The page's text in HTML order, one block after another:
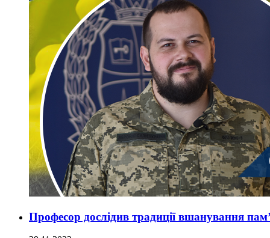
Професор дослідив традиції вшанування